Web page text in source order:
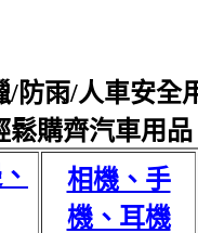
/防雨/人車安全
鬆購齊汽車用品
相機、手
機、耳機